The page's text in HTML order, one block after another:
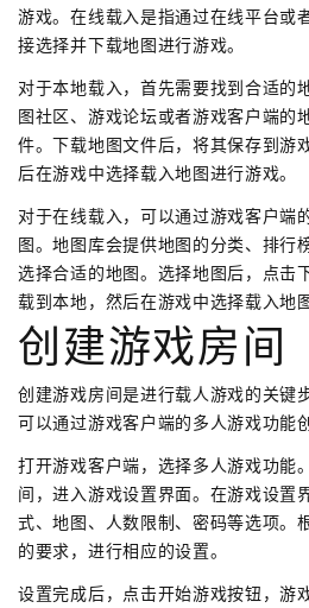
游戏。在线载入是指通过在线平台或
接选择并下载地图进行游戏。
对于本地载入，首先需要找到合适的
图社区、游戏论坛或者游戏客户端的
件。下载地图文件后，将其保存到游
后在游戏中选择载入地图进行游戏。
对于在线载入，可以通过游戏客户端
图。地图库会提供地图的分类、排行
选择合适的地图。选择地图后，点击
载到本地，然后在游戏中选择载入地
创建游戏房间
创建游戏房间是进行载人游戏的关键
可以通过游戏客户端的多人游戏功能
打开游戏客户端，选择多人游戏功能
间，进入游戏设置界面。在游戏设置
式、地图、人数限制、密码等选项。
的要求，进行相应的设置。
设置完成后，点击开始游戏按钮，游